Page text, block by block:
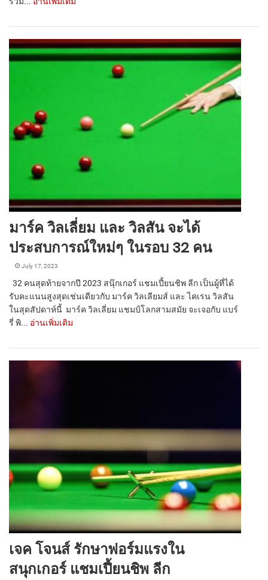
มาร์ค วิลเลี่ยม และ วิลสัน จะได้
ประสบการณ์ใหม่ๆ ในรอบ 32 คน
July 17, 2023
32 คนสุดท้ายจากปี 2023 สนุ๊กเกอร์ แชมเปี้ยนชิพ ลีก เป็นผู้ที่ได้
รับคะแนนสูงสุดเช่นเดียวกับ มาร์ค วิลเลียมส์ และ ไคเรน วิลสัน
ในสุดสัปดาห์นี้ มาร์ค วิลเลี่ยม แชมป์โลกสามสมัย จะเจอกับ แบร์
รี่ พิ... อ่านเพิ่มเติม
เจค โจนส์ รักษาฟอร์มแรงใน
สนุกเกอร์ แชมเปี้ยนชิพ ลีก